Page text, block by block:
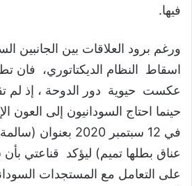
فيها.
ورغم برود العلاقات بين الجانبين
اسقاط النظام الديكتاتوري، فان
عكست حيوية دور الدوحة ، إذ لم
حينما احتاج السودانيون إلى العون
في 12 سبتمبر 2020
عناق بطلها تميم) ليؤكد قناعتي
على التعامل مع المستجدات